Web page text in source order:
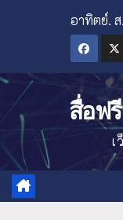
อาทิตย์.
สื่อฟ
เ